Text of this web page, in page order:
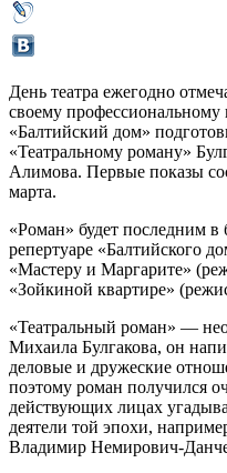
День театра ежегодно
своему профессиональному
«Балтийский дом»
«Театральному роману»
Алимова. Первые показы
марта.
«Роман» будет последним в
репертуаре «Балтийского
«Мастеру и Маргарите»
«Зойкиной квартире»
«Театральный роман» —
Михаила Булгакова, он
деловые и дружеские
поэтому роман получился
действующих лицах
деятели той эпохи,
Владимир Немирович-